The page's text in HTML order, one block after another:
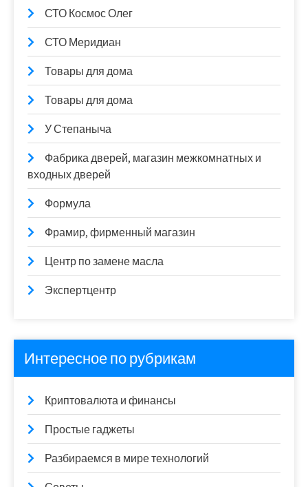
СТО Космос Олег
СТО Меридиан
Товары для дома
Товары для дома
У Степаныча
Фабрика дверей, магазин межкомнатных и
входных дверей
Формула
Фрамир, фирменный магазин
Центр по замене масла
Экспертцентр
Интересное по рубрикам
Криптовалюта и финансы
Простые гаджеты
Разбираемся в мире технологий